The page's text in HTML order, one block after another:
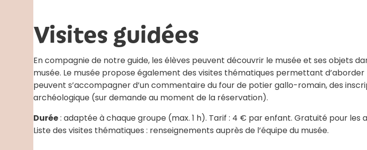
Visites guidées
En compagnie de notre guide, les élèves peuvent découvrir le musée et ses objets
musée. Le musée propose également des visites thématiques permettant d’aborder
peuvent s’accompagner d’un commentaire du four de potier gallo-romain, des
archéologique (sur demande au moment de la réservation).
Durée : adaptée à chaque groupe (max. 1 h). Tarif : 4 € par enfant. Gratuité pour les
Liste des visites thématiques : renseignements auprès de l’équipe du musée.